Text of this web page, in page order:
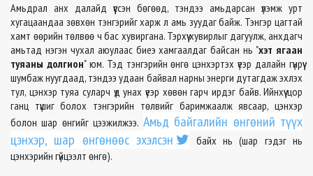
Амьдрал анх далайд үүссэн бөгөөд, тэндээ амьдарсан үлэмж урт
хугацаандаа зөвхөн тэнгэрийг харж л амь зуудаг байж. Тэнгэр цагтай
хамт өөрийн төлвөө ч бас хувиргана. Тэрхүү хувирлыг дагуулж, анхдагч
амьтад нэгэн чухал аюулаас биеэ хамгаалдаг байсан нь "хэт ягаан
туяаны долгион" юм. Тэд тэнгэрийн өнгө цэнхэртэх үеэр далайн гүнрүү
шумбаж нуугдаад, тэндээ удаан байвал нарны энерги дутагдаж эхлэх
тул, цэнхэр туяа суларч үд унах үеэр хөвөн гарч ирдэг байв. Ийнхүү цор
ганц түшиг болох тэнгэрийн төлвийг баримжаалж явсаар, цэнхэр
болон шар өнгийг цээжилжээ. Амьд байгалийн өнгөний түүх
цэнхэр, шар өнгөнөөс эхэлсэн
байх нь (шар гэдэг нь
цэнхэрийн гүйцээлт өнгө).